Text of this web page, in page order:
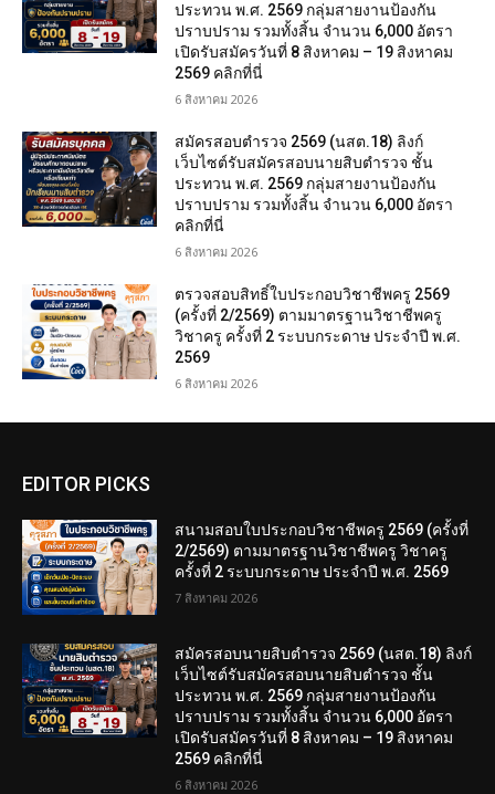
ประทวน พ.ศ. 2569 กลุ่มสายงานป้องกัน
ปราบปราม รวมทั้งสิ้น จำนวน 6,000 อัตรา
เปิดรับสมัครวันที่ 8 สิงหาคม – 19 สิงหาคม
2569 คลิกที่นี่
6 สิงหาคม 2026
สมัครสอบตํารวจ 2569 (นสต.18) ลิงก์
เว็บไซต์รับสมัครสอบนายสิบตำรวจ ชั้น
ประทวน พ.ศ. 2569 กลุ่มสายงานป้องกัน
ปราบปราม รวมทั้งสิ้น จำนวน 6,000 อัตรา
คลิกที่นี่
6 สิงหาคม 2026
ตรวจสอบสิทธิ์ใบประกอบวิชาชีพครู 2569
(ครั้งที่ 2/2569) ตามมาตรฐานวิชาชีพครู
วิชาครู ครั้งที่ 2 ระบบกระดาษ ประจำปี พ.ศ.
2569
6 สิงหาคม 2026
EDITOR PICKS
สนามสอบใบประกอบวิชาชีพครู 2569 (ครั้งที่
2/2569) ตามมาตรฐานวิชาชีพครู วิชาครู
ครั้งที่ 2 ระบบกระดาษ ประจำปี พ.ศ. 2569
7 สิงหาคม 2026
สมัครสอบนายสิบตำรวจ 2569 (นสต.18) ลิงก์
เว็บไซต์รับสมัครสอบนายสิบตำรวจ ชั้น
ประทวน พ.ศ. 2569 กลุ่มสายงานป้องกัน
ปราบปราม รวมทั้งสิ้น จำนวน 6,000 อัตรา
เปิดรับสมัครวันที่ 8 สิงหาคม – 19 สิงหาคม
2569 คลิกที่นี่
6 สิงหาคม 2026